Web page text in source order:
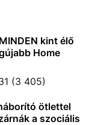
kint élő
Home
(3 405)
ötlettel
a szociális